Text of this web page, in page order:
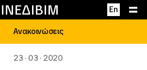
ΙΝΕΔΙΒΙΜ En
Επικοινωνία
Ανακοινώσεις
23 · 03 · 2020